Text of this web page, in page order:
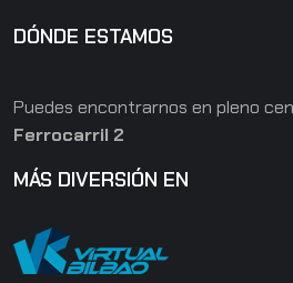
DÓNDE ESTAMOS
Puedes encontrarnos en pleno
Ferrocarril 2
MÁS DIVERSIÓN EN